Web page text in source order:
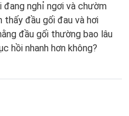
đang nghỉ ngơi và chườm
thấy đầu gối đau và hơi
đầu gối thường bao lâu
hồi nhanh hơn không?